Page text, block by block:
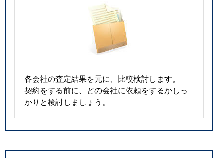
各会社の査定結果を元に、比較検討します。
契約をする前に、どの会社に依頼をするかしっ
かりと検討しましょう。